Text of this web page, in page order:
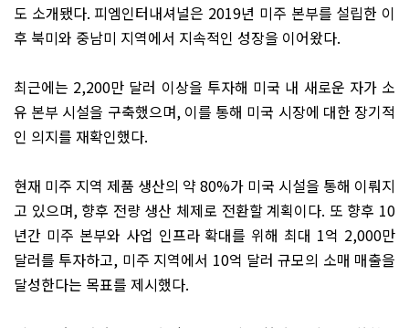
도 소개됐다. 피엠인터내셔널은 2019년 미주 본부를 설립한 이
후 북미와 중남미 지역에서 지속적인 성장을 이어왔다.
최근에는 2,200만 달러 이상을 투자해 미국 내 새로운 자가 소
유 본부 시설을 구축했으며, 이를 통해 미국 시장에 대한 장기적
인 의지를 재확인했다.
현재 미주 지역 제품 생산의 약80%가 미국 시설을 통해 이뤄지
고 있으며, 향후 전량 생산 체제로 전환할 계획이다. 또 향후 10
년간 미주 본부와 사업 인프라 확대를 위해 최대 1억 2,000만
달러를 투자하고, 미주 지역에서 10억 달러 규모의 소매 매출을
달성한다는 목표를 제시했다.